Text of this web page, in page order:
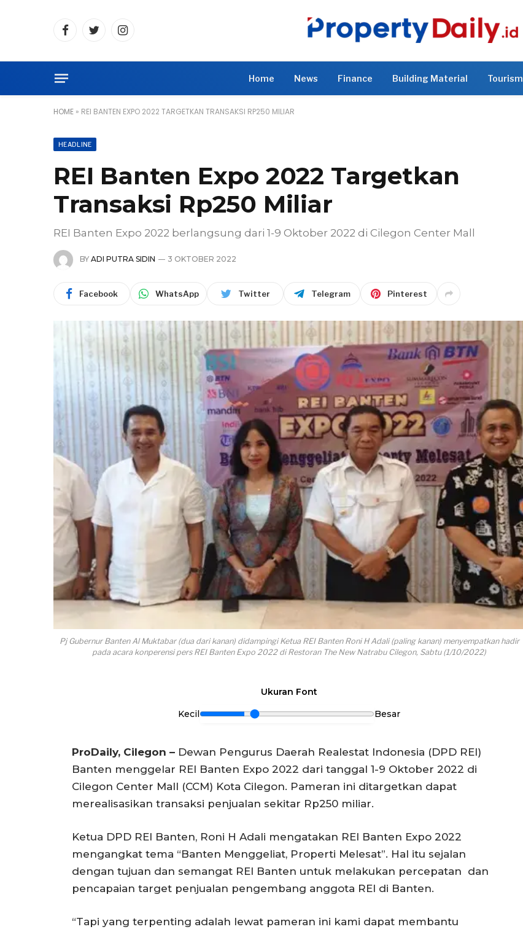
FacebookTwitterInstagram
Home News Finance Building Material Tourism
HOME » REI BANTEN EXPO 2022 TARGETKAN TRANSAKSI RP250 MILIAR
HEADLINE
REI Banten Expo 2022 Targetkan
Transaksi Rp250 Miliar
REI Banten Expo 2022 berlangsung dari 1-9 Oktober 2022 di Cilegon Center Mall
BY ADI PUTRA SIDIN 3 OKTOBER 2022
Facebook WhatsApp Twitter Telegram Pinterest
Pj Gubernur Banten Al Muktabar (dua dari kanan) didampingi Ketua REI Banten Roni H Adali (paling kanan) menyempatkan hadir
pada acara konperensi pers REI Banten Expo 2022 di Restoran The New Natrabu Cilegon, Sabtu (1/10/2022)
Ukuran Font
Kecil
Besar
ProDaily, Cilegon – Dewan Pengurus Daerah Realestat Indonesia (DPD REI)
Banten menggelar REI Banten Expo 2022 dari tanggal 1-9 Oktober 2022 di
Cilegon Center Mall (CCM) Kota Cilegon. Pameran ini ditargetkan dapat
merealisasikan transaksi penjualan sekitar Rp250 miliar.
Ketua DPD REI Banten, Roni H Adali mengatakan REI Banten Expo 2022
mengangkat tema “Banten Menggeliat, Properti Melesat”. Hal itu sejalan
dengan tujuan dan semangat REI Banten untuk melakukan percepatan dan
pencapaian target penjualan pengembang anggota REI di Banten.
“Tapi yang terpenting adalah lewat pameran ini kami dapat membantu